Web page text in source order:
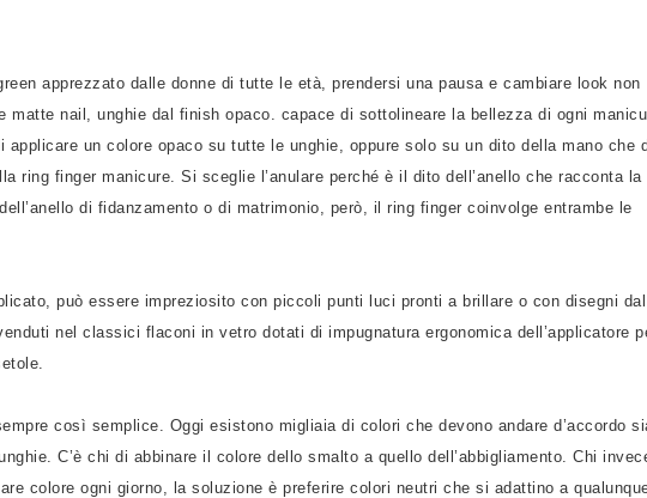
apprezzato dalle donne di tutte le età, prendersi una pausa e cambiare look non
matte nail, unghie dal finish opaco. capace di sottolineare la bellezza di ogni
un colore opaco su tutte le unghie, oppure solo su un dito della mano che
ring finger manicure. Si sceglie l’anulare perché è il dito dell’anello che racconta la
di fidanzamento o di matrimonio, però, il ring finger coinvolge entrambe le
può essere impreziosito con piccoli punti luci pronti a brillare o con disegni dal
nel classici flaconi in vetro dotati di impugnatura ergonomica dell’applicatore
così semplice. Oggi esistono migliaia di colori che devono andare d’accordo
C’è chi di abbinare il colore dello smalto a quello dell’abbigliamento. Chi
colore ogni giorno, la soluzione è preferire colori neutri che si adattino a